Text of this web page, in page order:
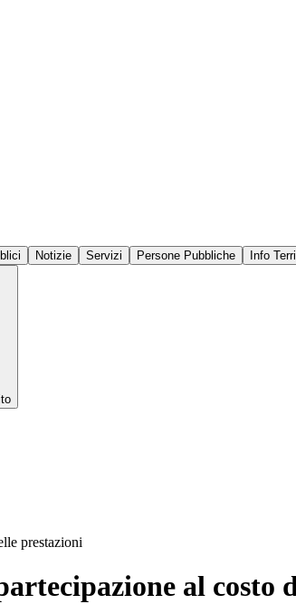
Notizie Servizi Persone Pubbliche Info
prestazioni
al costo